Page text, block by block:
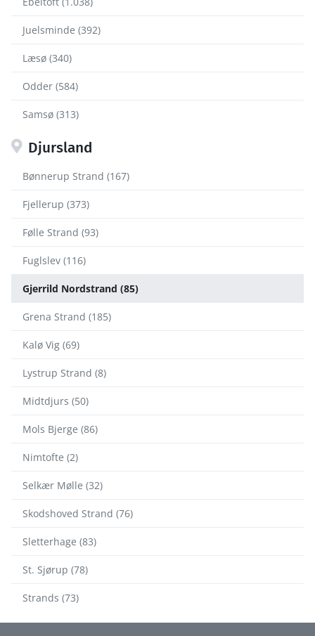
Juelsminde (392)
Læsø (340)
Odder (584)
Samsø (313)
Djursland
Bønnerup Strand (167)
Fjellerup (373)
Følle Strand (93)
Fuglslev (116)
Gjerrild Nordstrand (85)
Grena Strand (185)
Kalø Vig (69)
Lystrup Strand (8)
Midtdjurs (50)
Mols Bjerge (86)
Nimtofte (2)
Selkær Mølle (32)
Skodshoved Strand (76)
Sletterhage (83)
St. Sjørup (78)
Strands (73)